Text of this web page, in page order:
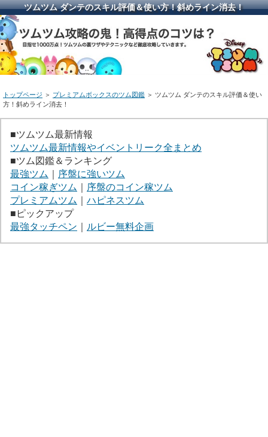
ツムツム ダンテのスキル評価＆使い方！斜めライン消去！
トップページ ＞ プレミアムボックスのツム図鑑 ＞ ツムツム ダンテのスキル評価＆使い
方！斜めライン消去！
■ツムツム最新情報
ツムツム最新情報やイベントリーク全まとめ
■ツム図鑑＆ランキング
最強ツム
序盤に強いツム
コイン稼ぎツム
序盤のコイン稼ツム
プレミアムツム
ハピネスツム
■ピックアップ
最強タッチペン
ルビー無料企画